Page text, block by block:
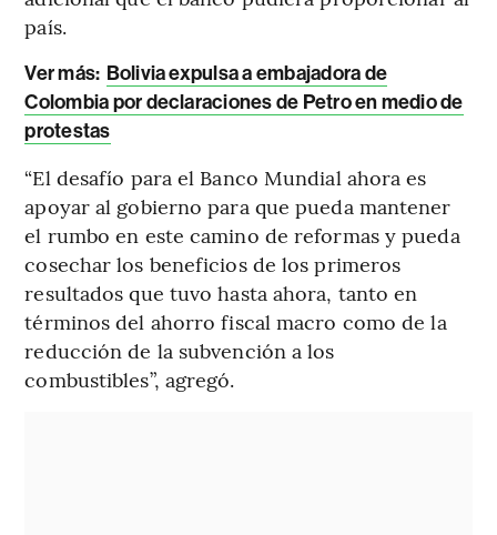
país.
Ver más: Bolivia expulsa a embajadora de
Colombia por declaraciones de Petro en medio de
protestas
“El desafío para el Banco Mundial ahora es
apoyar al gobierno para que pueda mantener
el rumbo en este camino de reformas y pueda
cosechar los beneficios de los primeros
resultados que tuvo hasta ahora, tanto en
términos del ahorro fiscal macro como de la
reducción de la subvención a los
combustibles”, agregó.